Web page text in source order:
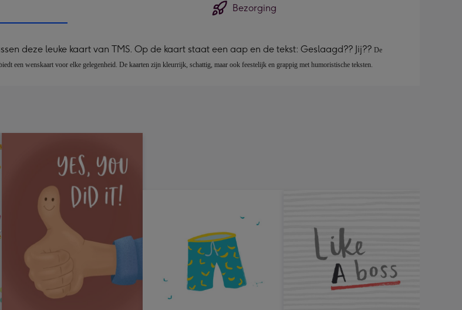
mm
Bezorging
deze leuke kaart van TMS. Op de kaart staat een aap en de tekst: Geslaagd?? Jij?? De
een wenskaart voor elke gelegenheid. De kaarten zijn kleurrijk, schattig, maar ook feestelijk en grappig met humoristische teksten.